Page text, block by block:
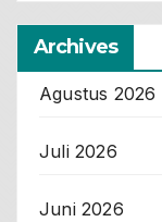
Archives
Agustus 2026
Juli 2026
Juni 2026